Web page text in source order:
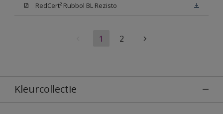
RedCert² Rubbol BL Rezisto
1 2
Kleurcollectie